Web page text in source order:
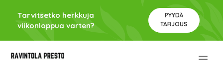
Tarvitsetko herkkuja
viikonloppua varten?
PYYDÄ
TARJOUS